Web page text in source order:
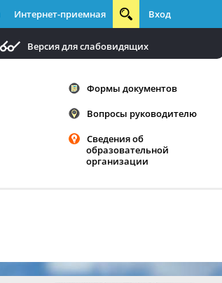
Интернет-приемная Вход
Версия для слабовидящих
Формы документов
Вопросы руководителю
Сведения об
образовательной
организации